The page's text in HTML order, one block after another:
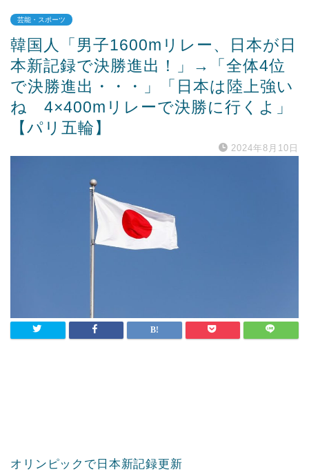
Powered by livedoor 相互RSS
芸能・スポーツ
韓国人「男子1600mリレー、日本が日
本新記録で決勝進出！」→「全体4位
で決勝進出・・・」「日本は陸上強い
ね 4×400mリレーで決勝に行くよ」
【パリ五輪】
2024年8月10日
オリンピックで日本新記録更新